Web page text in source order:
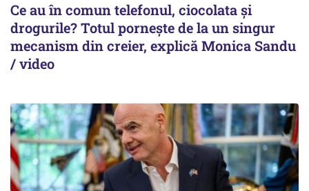
Ce au în comun telefonul, ciocolata și
drogurile? Totul pornește de la un singur
mecanism din creier, explică Monica Sandu
/ video